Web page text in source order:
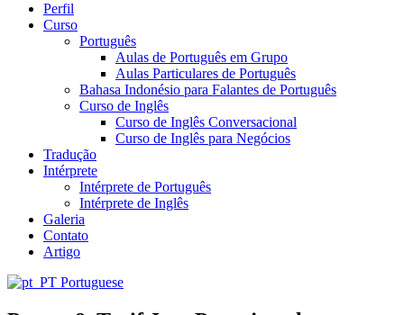
Perfil
Curso
Português
Aulas de Português em Grupo
Aulas Particulares de Português
Bahasa Indonésio para Falantes de Português
Curso de Inglês
Curso de Inglês Conversacional
Curso de Inglês para Negócios
Tradução
Intérprete
Intérprete de Português
Intérprete de Inglês
Galeria
Contato
Artigo
Portuguese